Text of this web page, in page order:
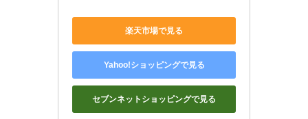
楽天市場で見る
Yahoo!ショッピングで見る
セブンネットショッピングで見る